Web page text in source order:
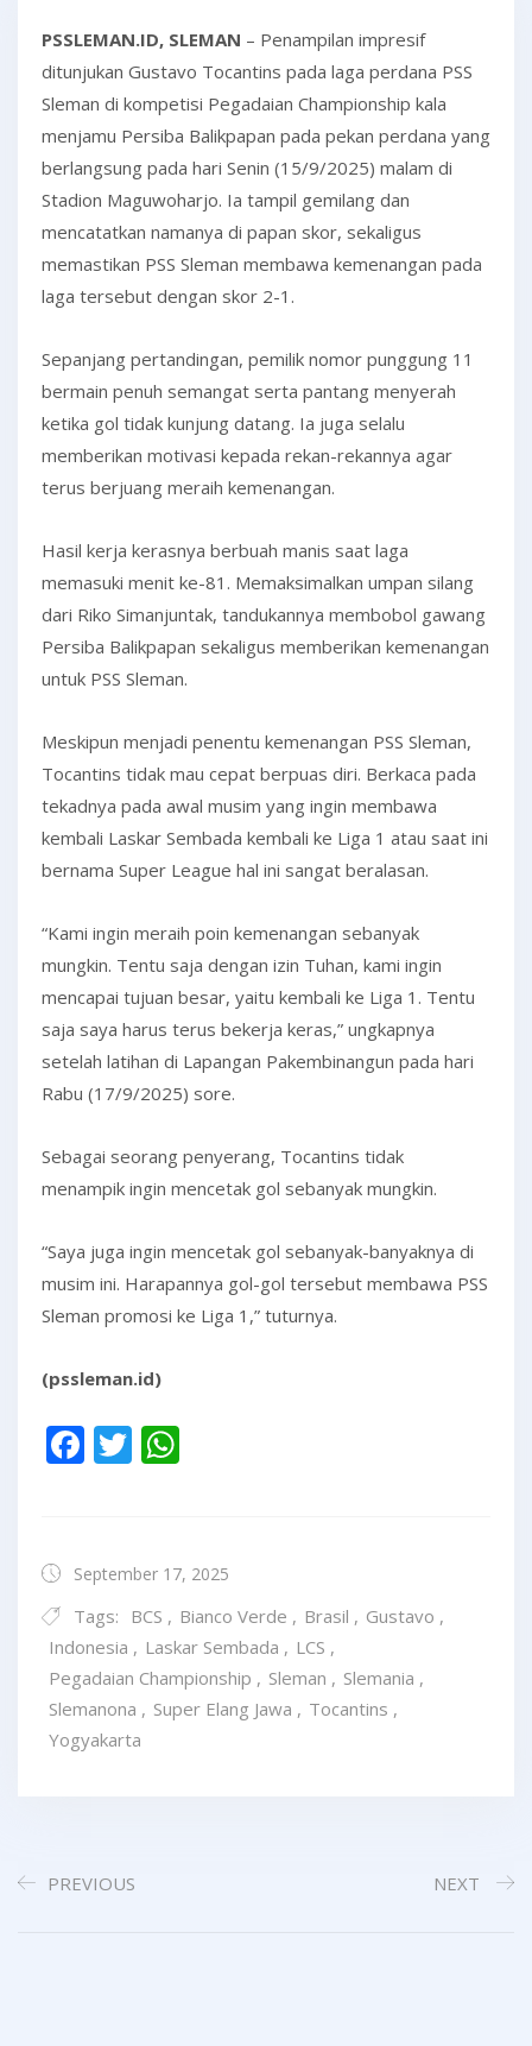
PSSLEMAN.ID, SLEMAN – Penampilan impresif
ditunjukan Gustavo Tocantins pada laga perdana PSS
Sleman di kompetisi Pegadaian Championship kala
menjamu Persiba Balikpapan pada pekan perdana yang
berlangsung pada hari Senin (15/9/2025) malam di
Stadion Maguwoharjo. Ia tampil gemilang dan
mencatatkan namanya di papan skor, sekaligus
memastikan PSS Sleman membawa kemenangan pada
laga tersebut dengan skor 2-1.
Sepanjang pertandingan, pemilik nomor punggung 11
bermain penuh semangat serta pantang menyerah
ketika gol tidak kunjung datang. Ia juga selalu
memberikan motivasi kepada rekan-rekannya agar
terus berjuang meraih kemenangan.
Hasil kerja kerasnya berbuah manis saat laga
memasuki menit ke-81. Memaksimalkan umpan silang
dari Riko Simanjuntak, tandukannya membobol gawang
Persiba Balikpapan sekaligus memberikan kemenangan
untuk PSS Sleman.
Meskipun menjadi penentu kemenangan PSS Sleman,
Tocantins tidak mau cepat berpuas diri. Berkaca pada
tekadnya pada awal musim yang ingin membawa
kembali Laskar Sembada kembali ke Liga 1 atau saat ini
bernama Super League hal ini sangat beralasan.
“Kami ingin meraih poin kemenangan sebanyak
mungkin. Tentu saja dengan izin Tuhan, kami ingin
mencapai tujuan besar, yaitu kembali ke Liga 1. Tentu
saja saya harus terus bekerja keras,” ungkapnya
setelah latihan di Lapangan Pakembinangun pada hari
Rabu (17/9/2025) sore.
Sebagai seorang penyerang, Tocantins tidak
menampik ingin mencetak gol sebanyak mungkin.
“Saya juga ingin mencetak gol sebanyak-banyaknya di
musim ini. Harapannya gol-gol tersebut membawa PSS
Sleman promosi ke Liga 1,” tuturnya.
(pssleman.id)
Facebook
Twitter
September 17, 2025
Tags: BCS , Bianco Verde , Brasil , Gustavo ,
Indonesia , Laskar Sembada , LCS ,
Pegadaian Championship , Sleman , Slemania ,
Slemanona , Super Elang Jawa , Tocantins ,
Yogyakarta
PREVIOUS NEXT